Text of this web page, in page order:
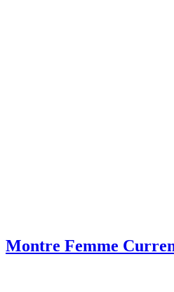
Montre Femme